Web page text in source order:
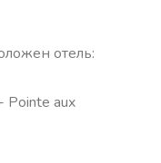
отель:
Pointe aux